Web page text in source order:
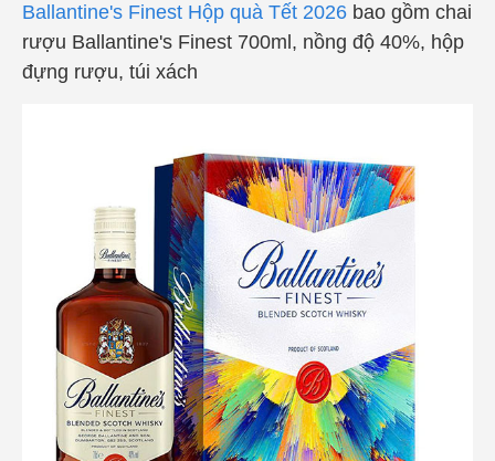
Ballantine's Finest Hộp quà Tết 2026 bao gồm chai
rượu Ballantine's Finest 700ml, nồng độ 40%, hộp
đựng rượu, túi xách